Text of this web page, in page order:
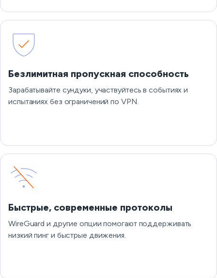
Безлимитная пропускная способность
Зарабатывайте сундуки, участвуйтесь в событиях и
испытаниях без ограничений по VPN.
Быстрые, современные протоколы
WireGuard и другие опции помогают поддерживать
низкий пинг и быстрые движения.